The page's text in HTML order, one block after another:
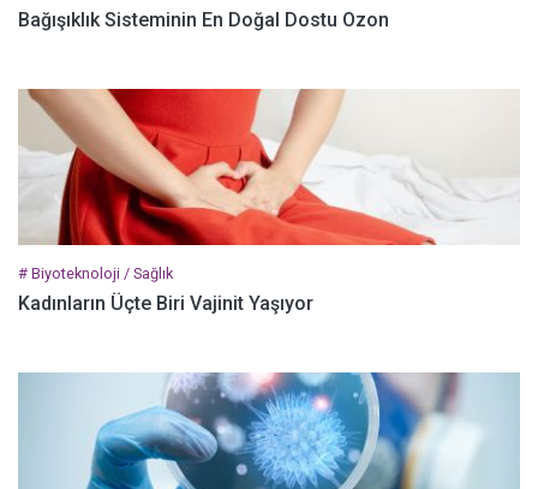
Bağışıklık Sisteminin En Doğal Dostu Ozon
# Biyoteknoloji / Sağlık
Kadınların Üçte Biri Vajinit Yaşıyor